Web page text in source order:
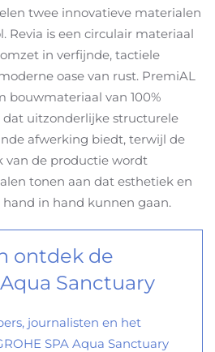
twee innovatieve materialen
Revia is een circulair materiaal
in verfijnde, tactiele
oase van rust. PremiAL
bouwmateriaal van 100%
uitzonderlijke structurele
afwerking biedt, terwijl de
van de productie wordt
tonen aan dat esthetiek en
in hand kunnen gaan.
ontdek de
Sanctuary
journalisten en het
SPA Aqua Sanctuary